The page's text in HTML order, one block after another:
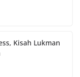
Kisah Lukman